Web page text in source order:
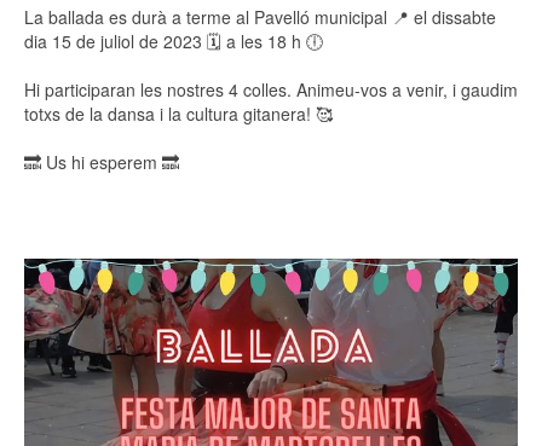
La ballada es durà a terme al Pavelló municipal 📍 el dissabte
dia 15 de juliol de 2023 🗓️ a les 18 h 🕕
Hi participaran les nostres 4 colles. Animeu-vos a venir, i gaudim
totxs de la dansa i la cultura gitanera! 🥰
🔜 Us hi esperem 🔜